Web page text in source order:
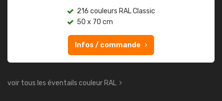
216 couleurs RAL Classic
50 x 70 cm
Infos / commande
voir tous les éventails couleur RAL